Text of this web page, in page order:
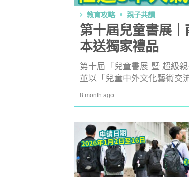
教育攻略 親子共讀
第十屆兒童書展
本送獨家禮品
第十屆「兒童書展 暨 超級
並以「兒童中外文化藝術交
為題，獲多間書商及玩具商
8 month ago